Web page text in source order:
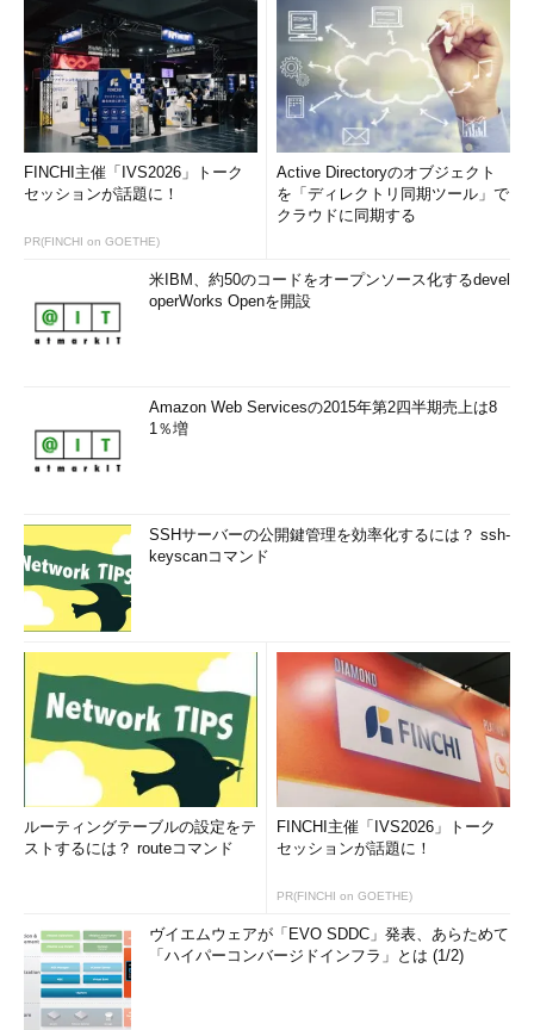
FINCHI主催「IVS2026」トーク
セッションが話題に！
PR(FINCHI on GOETHE)
Active Directoryのオブジェクト
を「ディレクトリ同期ツール」で
クラウドに同期する
米IBM、約50のコードをオープンソース化するdevel
operWorks Openを開設
Amazon Web Servicesの2015年第2四半期売上は8
1％増
SSHサーバーの公開鍵管理を効率化するには？ ssh-
keyscanコマンド
ルーティングテーブルの設定をテ
ストするには？ routeコマンド
FINCHI主催「IVS2026」トーク
セッションが話題に！
PR(FINCHI on GOETHE)
ヴイエムウェアが「EVO SDDC」発表、あらためて
「ハイパーコンバージドインフラ」とは (1/2)